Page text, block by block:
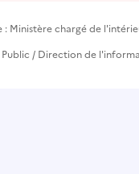
: Ministère chargé de
Public / Direction de